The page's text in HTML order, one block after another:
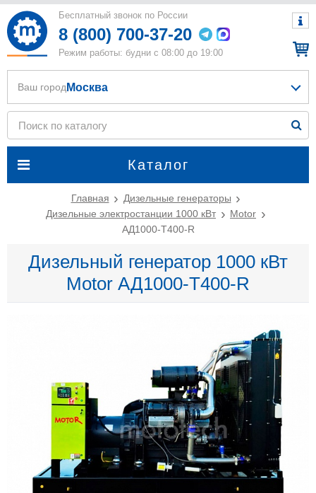
Бесплатный звонок по России
8 (800) 700-37-20
Режим работы: будни с 08:00 до 19:00
Каталог
Ваш город Москва
Главная
Дизельные генераторы
Дизельные электростанции 1000 кВт
Motor
АД1000-Т400-R
Дизельный генератор 1000 кВт
Motor АД1000-Т400-R